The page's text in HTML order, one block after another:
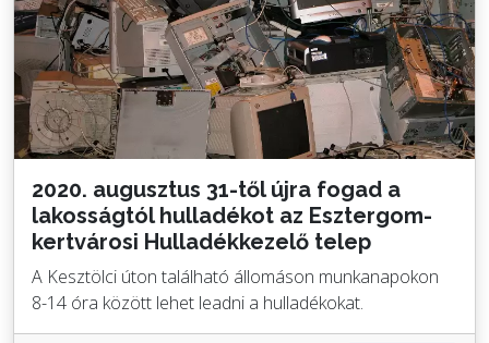
2020. augusztus 31-től újra fogad a
lakosságtól hulladékot az Esztergom-
kertvárosi Hulladékkezelő telep
A Kesztölci úton található állomáson munkanapokon
8-14 óra között lehet leadni a hulladékokat.